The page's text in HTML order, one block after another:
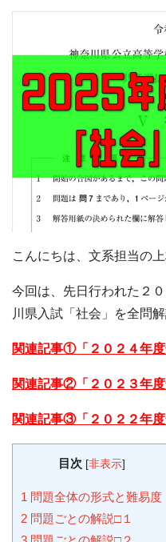
こんにちは、文系担当の上
今回は、先日行われた２
川県入試「社会」を全問解
関連記事①「２０２４年度
関連記事②「２０２３年度
関連記事③「２０２２年度
目次 [非表示]
1 問題全体の形式と難易度
2 問題ごとの解説□１